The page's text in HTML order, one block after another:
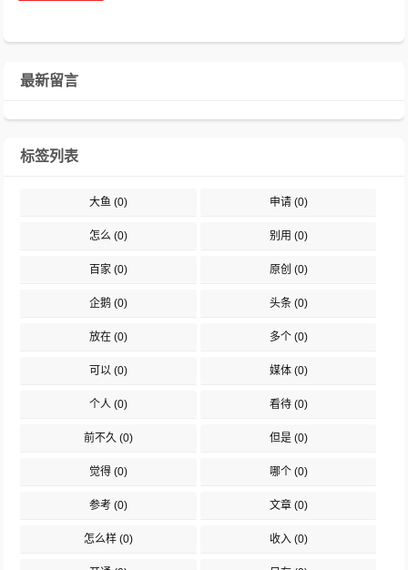
最新留言
标签列表
大鱼 (0) 申请(0)
怎么 (0) 别用 (0)
百家 (0) 原创 (0)
企鹅 (0) 头条(0)
放在 (0) 多个(0)
可以 (0) 媒体(0)
个人 (0) 看待(0)
前不久 (0) 但是(0)
觉得 (0) 哪个(0)
参考 (0) 文章(0)
怎么样 (0) 收入(0)